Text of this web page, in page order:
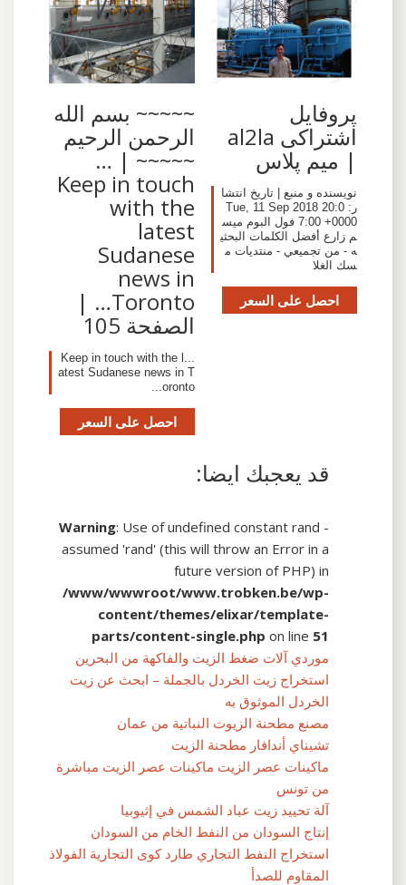
پروفایل
اشتراکی al2la
| میم پلاس
نویسنده و منبع | تاریخ انتشا
ر: Tue, 11 Sep 2018 20:0
7:00 +0000 فول البوم ميس
م زارع أفضل الكلمات البحثي
ه - من تجميعي - منتديات م
سك الغلا
احصل على السعر
~~~~~ بسم الله
الرحمن الرحيم
~~~~~ | …
Keep in touch
with the
latest
Sudanese
news in
Toronto… |
الصفحة 105
...Keep in touch with the l
atest Sudanese news in T
oronto...
احصل على السعر
قد يعجبك ايضا:
Warning: Use of undefined constant rand -
assumed 'rand' (this will throw an Error in a
future version of PHP) in
/www/wwwroot/www.trobken.be/wp-
content/themes/elixar/template-
parts/content-single.php on line 51
موردي آلات ضغط الزيت والفاكهة من البحرين
استخراج زيت الخردل بالجملة – ابحث عن زيت
الخردل الموثوق به
مصنع مطحنة الزيوت النباتية من عمان
تشيناي أندافار مطحنة الزيت
ماكينات عصر الزيت ماكينات عصر الزيت مباشرة
من تونس
آلة تحييد زيت عباد الشمس في إثيوبيا
إنتاج السودان من النفط الخام من السودان
استخراج النفط التجاري طارد كوى التجارية الفولاذ
المقاوم للصدأ